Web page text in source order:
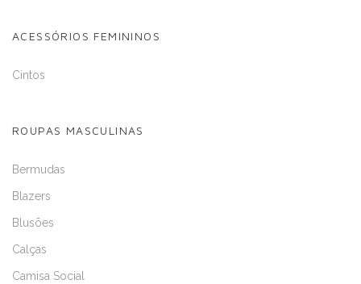
ACESSÓRIOS FEMININOS
Cintos
ROUPAS MASCULINAS
Bermudas
Blazers
Blusões
Calças
Camisa Social